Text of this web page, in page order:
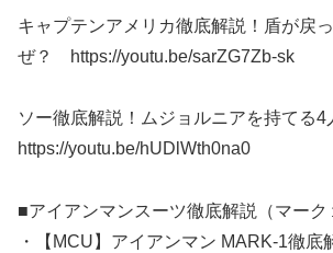
キャプテンアメリカ徹底解説！盾が戻
ぜ？ https://youtu.be/sarZG7Zb-sk
ソー徹底解説！ムジョルニアを持てる
https://youtu.be/hUDlWth0na0
■アイアンマンスーツ徹底解説（マーク
・【MCU】アイアンマン MARK-1徹底